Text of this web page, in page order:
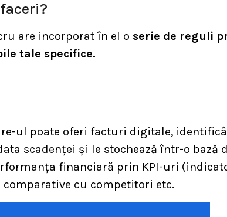
are incorporat în el o serie de reguli
tale specifice.
ul poate oferi facturi digitale,
scadenței și le stochează într-o bază
financiară prin KPI-uri
cu competitori etc.